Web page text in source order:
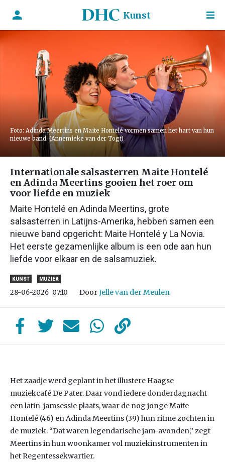
Kunst
Foto: Adinda Meertins en Maite Hontelé vormen samen het hart van hun
nieuwe band. (Annemieke van der Togt)
Internationale salsasterren Maite Hontelé
en Adinda Meertins gooien het roer om
voor liefde en muziek
Maite Hontelé en Adinda Meertins, grote
salsasterren in Latijns-Amerika, hebben samen een
nieuwe band opgericht: Maite Hontelé y La Novia.
Het eerste gezamenlijke album is een ode aan hun
liefde voor elkaar en de salsamuziek.
KUNST MUZIEK
28-06-2026 07:10 DoorJelle van der Meulen
Het zaadje werd geplant in het illustere Haagse
muziekcafé De Pater. Daar vond iedere donderdagnacht
een latin-jamsessie plaats, waar de nog jonge Maite
Hontelé (46) en Adinda Meertins (39) hun ritme zochten in
de muziek. “Dat waren legendarische jam-avonden,” zegt
Meertins in hun woonkamer vol muziekinstrumenten in
het Regentessekwartier.